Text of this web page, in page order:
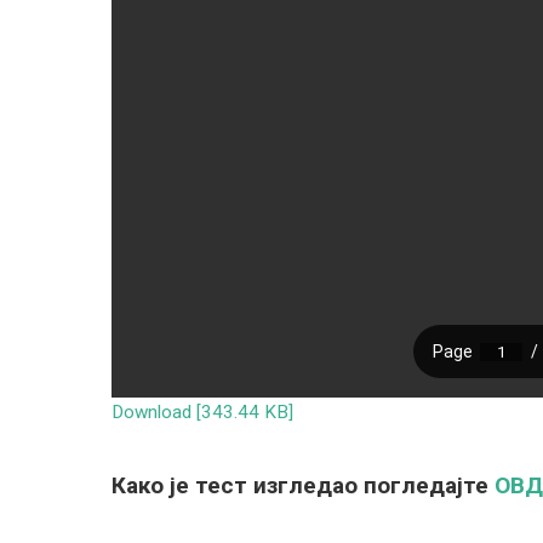
Download [343.44 KB]
Како је тест изгледао погледајте